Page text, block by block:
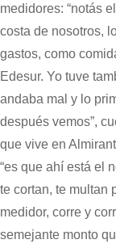
medidores: “notás
costa de nosotros,
gastos, como
Edesur. Yo tuve
andaba mal y lo
después vemos”,
que vive en
“es que ahí está el
te cortan, te multan
medidor, corre y
semejante monto